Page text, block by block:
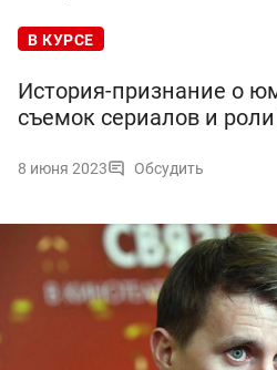
В КУРСЕ
История-признание о
съемок сериалов и
8 июня 2023 Обсудить